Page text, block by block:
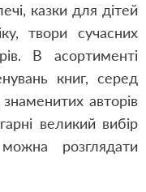
казки для дітей
твори сучасних
В асортименті
книг, серед
авторів
великий вибір
розглядати